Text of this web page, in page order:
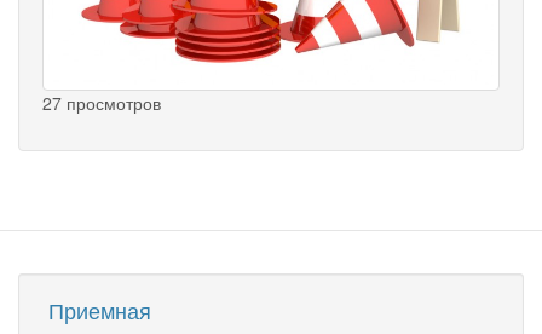
27 просмотров
Приемная